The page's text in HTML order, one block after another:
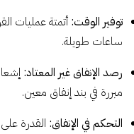
توفير الوقت: أتمتة عمليات
ساعات طويلة.
رصد الإنفاق غير المعتاد:
مبررة في بند إنفاق معين.
التحكم في الإنفاق: القدرة على